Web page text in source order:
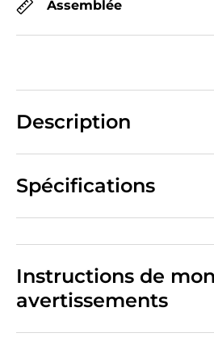
Assemblée
Description
Spécifications
Instructions de
avertissements